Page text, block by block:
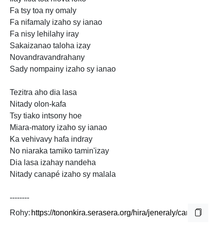
Fa tsy toa ny omaly
Fa nifamaly izaho sy ianao
Fa nisy lehilahy iray
Sakaizanao taloha izay
Novandravandrahany
Sady nompainy izaho sy ianao
Tezitra aho dia lasa
Nitady olon-kafa
Tsy tiako intsony hoe
Miara-matory izaho sy ianao
Ka vehivavy hafa indray
No niaraka tamiko tamin'izay
Dia lasa izahay nandeha
Nitady canapé izaho sy malala
--------
Rohy: